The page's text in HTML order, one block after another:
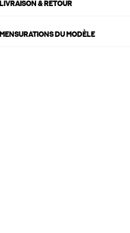
LIVRAISON & RETOUR
MENSURATIONS DU MODÈLE